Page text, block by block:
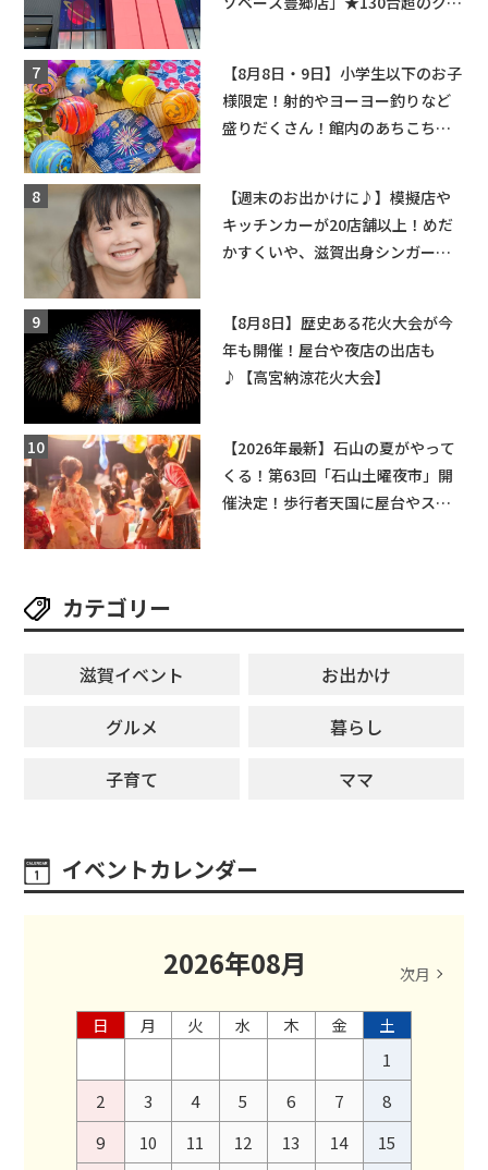
【8月8日・9日】小学生以下のお子
様限定！射的やヨーヨー釣りなど
盛りだくさん！館内のあちこちに
【週末のお出かけに♪】模擬店や
キッチンカーが20店舗以上！めだ
かすくいや、滋賀出身シンガーソ
【8月8日】歴史ある花火大会が今
年も開催！屋台や夜店の出店も
♪【高宮納涼花火大会】
【2026年最新】石山の夏がやって
くる！第63回「石山土曜夜市」開
催決定！歩行者天国に屋台やステ
カテゴリー
滋賀イベント
お出かけ
グルメ
暮らし
子育て
ママ
イベントカレンダー
2026年08月 次月
日 月 火 水 木 金
土
1
2
3 4 5 6 7
8
9
10 11 12 13 14
15